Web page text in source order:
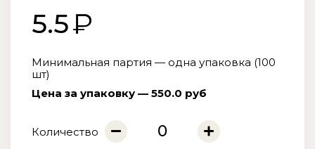
5.5
Минимальная партия — одна упаковка (100
шт)
Цена за упаковку — 550.0 руб
Количество